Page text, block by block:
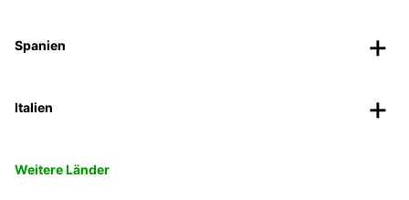
Spanien
Italien
Weitere Länder